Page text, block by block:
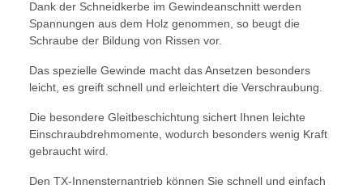
Dank der Schneidkerbe im Gewindeanschnitt werden
Spannungen aus dem Holz genommen, so beugt die
Schraube der Bildung von Rissen vor.
Das spezielle Gewinde macht das Ansetzen besonders
leicht, es greift schnell und erleichtert die Verschraubung.
Die besondere Gleitbeschichtung sichert Ihnen leichte
Einschraubdrehmomente, wodurch besonders wenig Kraft
gebraucht wird.
Den TX-Innensternantrieb können Sie schnell und einfach